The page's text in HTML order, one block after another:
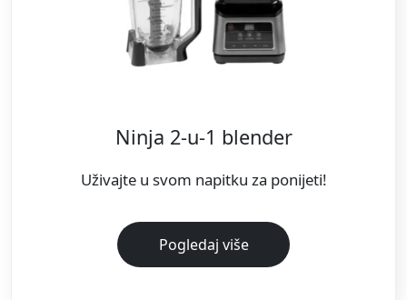
Ninja 2-u-1 blender
Uživajte u svom napitku za ponijeti!
Pogledaj više